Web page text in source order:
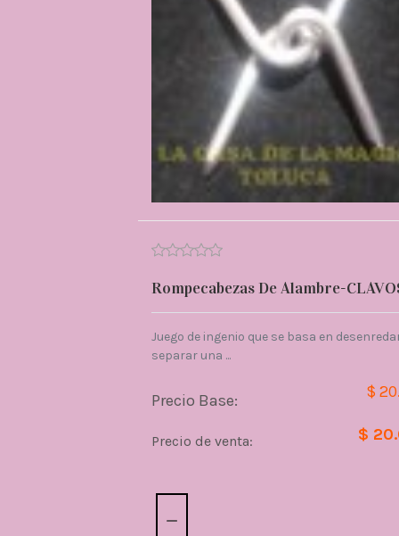
Rompecabezas De Alambre-
Juego de ingenio que se basa en
separar una ...
Precio Base: $
Precio de venta: $